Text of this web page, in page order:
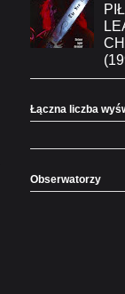
Łączna liczba
Obserwatorzy